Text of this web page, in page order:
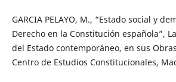
GARCIA PELAYO, M., “Estado social y
Derecho en la Constitución española”,
del Estado contemporáneo, en sus
Centro de Estudios Constitucionales,